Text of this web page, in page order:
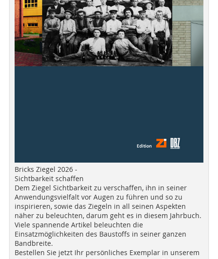
Bricks Ziegel 2026 -
Sichtbarkeit schaffen
Dem Ziegel Sichtbarkeit zu verschaffen, ihn in seiner
Anwendungsvielfalt vor Augen zu führen und so zu
inspirieren, sowie das Ziegeln in all seinen Aspekten
näher zu beleuchten, darum geht es in diesem Jahrbuch.
Viele spannende Artikel beleuchten die
Einsatzmöglichkeiten des Baustoffs in seiner ganzen
Bandbreite.
Bestellen Sie jetzt Ihr persönliches Exemplar in unserem